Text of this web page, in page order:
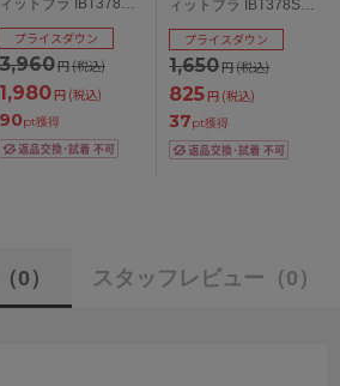
ィットブラ IBT378S
ペア スリップ M/L
円(税込)
プライスダウン
1,980円 (税込)
90pt獲得
ィットブラ IBT378Sペ
ア Ｔバックショーツ
S/M/L
1,650円(税込)
プライスダウン
825円 (税込)
37pt獲得
（0） スタッフレビュー （0）